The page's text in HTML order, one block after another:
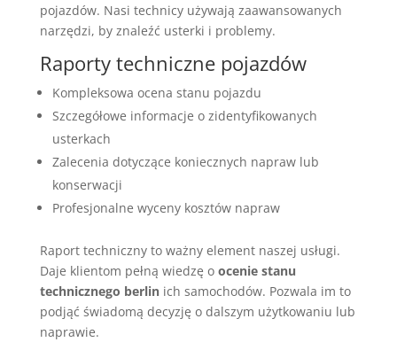
pojazdów. Nasi technicy używają zaawansowanych
narzędzi, by znaleźć usterki i problemy.
Raporty techniczne pojazdów
Kompleksowa ocena stanu pojazdu
Szczegółowe informacje o zidentyfikowanych
usterkach
Zalecenia dotyczące koniecznych napraw lub
konserwacji
Profesjonalne wyceny kosztów napraw
Raport techniczny to ważny element naszej usługi.
Daje klientom pełną wiedzę o ocenie stanu
technicznego berlinich samochodów. Pozwala im to
podjąć świadomą decyzję o dalszym użytkowaniu lub
naprawie.